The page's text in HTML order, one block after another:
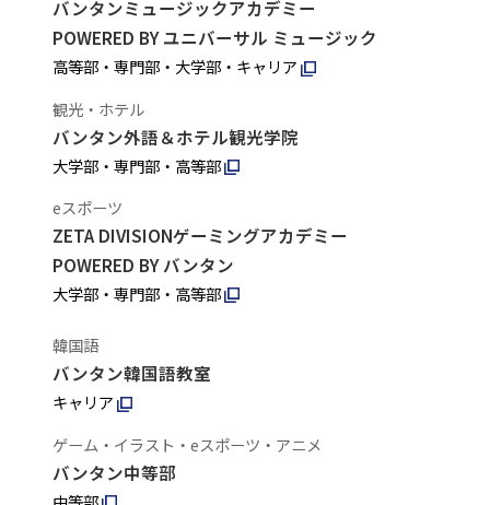
バンタンミュージックアカデミー
POWERED BY ユニバーサル ミュージック
高等部・専門部・大学部・キャリア
観光・ホテル
バンタン外語＆ホテル観光学院
大学部・専門部・高等部
eスポーツ
ZETA DIVISIONゲーミングアカデミー
POWERED BY バンタン
大学部・専門部・高等部
韓国語
バンタン韓国語教室
キャリア
ゲーム・イラスト・eスポーツ・アニメ
バンタン中等部